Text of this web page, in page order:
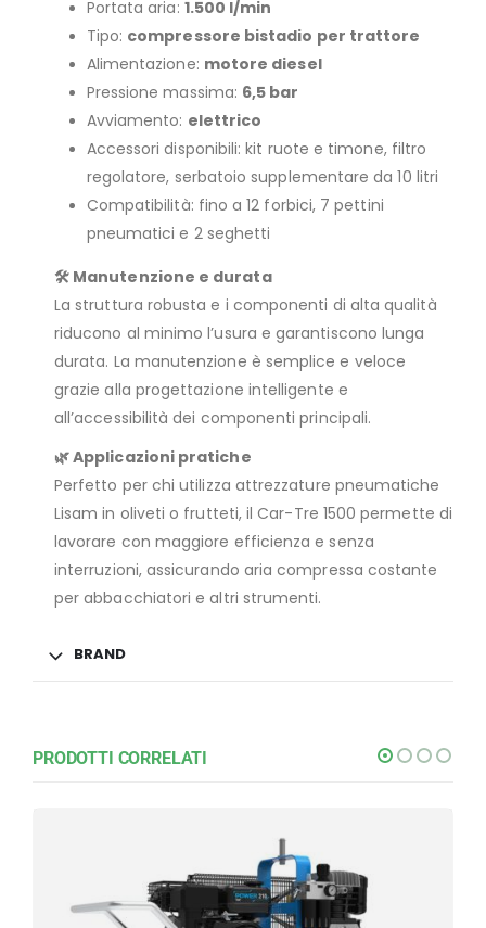
Portata aria: 1.500 l/min
Tipo: compressore bistadio per trattore
Alimentazione: motore diesel
Pressione massima: 6,5 bar
Avviamento: elettrico
Accessori disponibili: kit ruote e timone, filtro
regolatore, serbatoio supplementare da 10 litri
Compatibilità: fino a 12 forbici, 7 pettini
pneumatici e 2 seghetti
🛠️ Manutenzione e durata
La struttura robusta e i componenti di alta qualità
riducono al minimo l’usura e garantiscono lunga
durata. La manutenzione è semplice e veloce
grazie alla progettazione intelligente e
all’accessibilità dei componenti principali.
🌿 Applicazioni pratiche
Perfetto per chi utilizza attrezzature pneumatiche
Lisam in oliveti o frutteti, il Car-Tre 1500 permette di
lavorare con maggiore efficienza e senza
interruzioni, assicurando aria compressa costante
per abbacchiatori e altri strumenti.
BRAND
PRODOTTI CORRELATI